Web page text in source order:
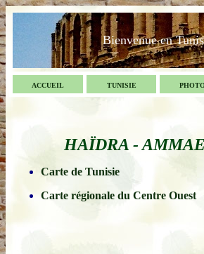
Bienvenue en
ACCUEIL TUNISIE
HAÏDRA -
Carte de Tunisie
Carte régionale du Centre Ouest